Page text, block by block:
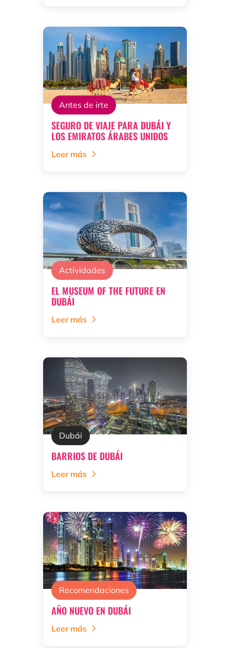
Antes de irte
SEGURO DE VIAJE PARA DUBÁI Y
LOS EMIRATOS ÁRABES UNIDOS
Leer más
Actividades
EL MUSEUM OF THE FUTURE EN
DUBÁI
Leer más
Dubái
BARRIOS DE DUBÁI
Leer más
Recomendaciones
AÑO NUEVO EN DUBÁI
Leer más